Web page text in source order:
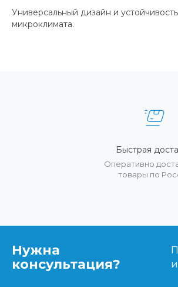
Универсальный дизайн и
микроклимата.
Быстрая
Оперативно
товары по
Нужна
консультация?